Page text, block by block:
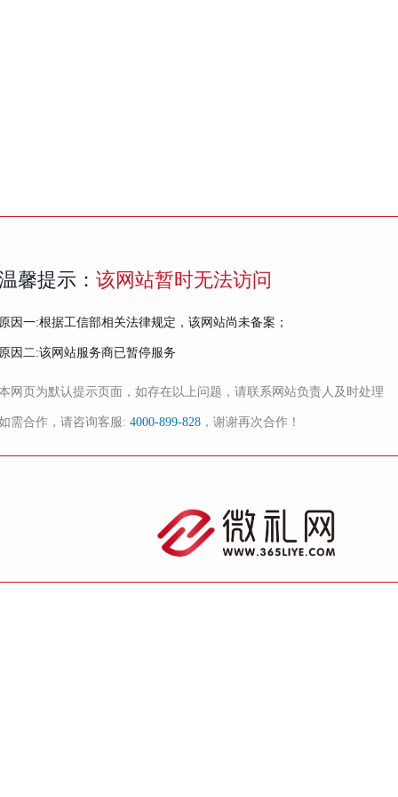
馨提示： 该网站暂时无法访问
因一:根据工信部相关法律规定，该网站尚未备案；
因二:该网站服务商已暂停服务
网页为默认提示页面，如存在以上问题，请联系网站负责人及时处理
需合作，请咨询客服: 4000-899-828 ，谢谢再次合作！